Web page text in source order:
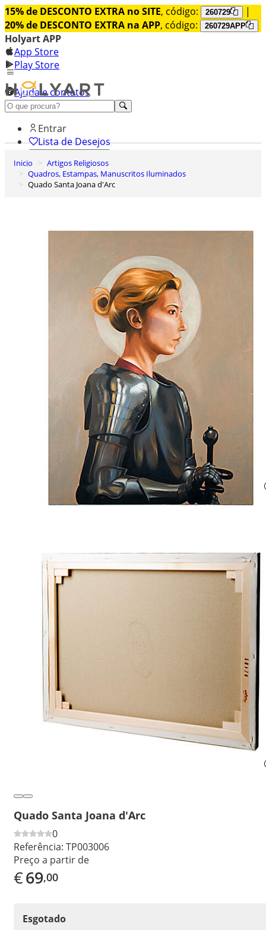
15% de DESCONTO EXTRA no SITE, código: 260729
|
20% de DESCONTO EXTRA na APP, código: 260729APP
Holyart APP
App Store
Play Store
Ajuda e contatos
Conheça premium
Entrar
Lista de Desejos
0
Carrinho de Compras
Inicio
Artigos Religiosos
Quadros, Estampas, Manuscritos Iluminados
Quado Santa Joana d'Arc
Quado Santa Joana d'Arc
0
Referência: TP003006
Preço a partir de
€69,00
Esgotado